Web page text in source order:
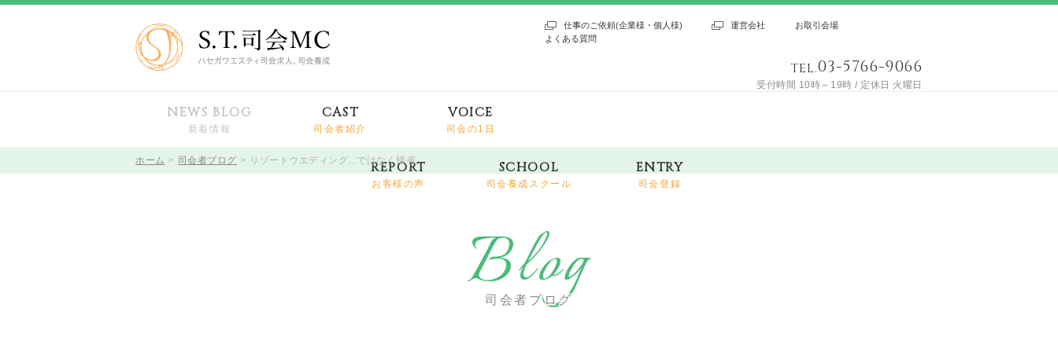
仕事のご依頼(企業様・個人様) 運営会社
お取引会場
よくある質問
TEL.03-5766-9066
受付時間 10時～19時 / 定休日 火曜日
NEWS BLOG
新着情報
CAST
司会者紹介
VOICE
司会の1日
REPORT
お客様の声
SCHOOL
司会養成スクール
ENTRY
司会登録
ホーム 司会者ブログ リゾートウエディング...ではなく帰省
Blog
司会者ブログ